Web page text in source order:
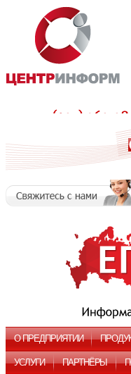
О ПРЕДПРИЯТИИ
УСЛУГИ ПАРТНЁРЫ